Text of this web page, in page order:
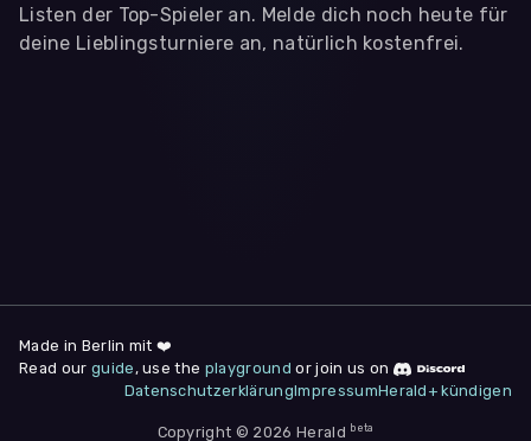
Listen der Top-Spieler an. Melde dich noch heute für
deine Lieblingsturniere an, natürlich kostenfrei.
deine Zustimmung jederzeit unter "
am Seitenende widerrufen.
Nur notwendige
Made in Berlin mit ❤️
Read our guide , use the playground or join us on
DatenschutzerklärungImpressumHerald+ kündigen
Copyright © 2026 Herald beta